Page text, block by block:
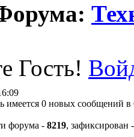
Гость!
имеется 0 новых сообщений в
форума - 8219, зафиксирован